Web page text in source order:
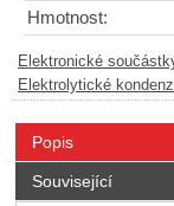
Hmotnost:
Elektronické
Elektrolytické
Popis
Související